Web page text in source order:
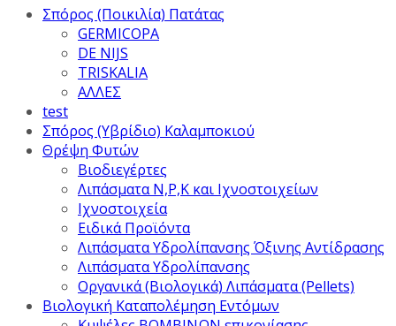
Σπόρος (Ποικιλία) Πατάτας
GERMICOPA
DE NIJS
TRISKALIA
ΑΛΛΕΣ
test
Σπόρος (Υβρίδιο) Καλαμποκιού
Θρέψη Φυτών
Βιοδιεγέρτες
Λιπάσματα Ν,Ρ,Κ και Ιχνοστοιχείων
Ιχνοστοιχεία
Ειδικά Προϊόντα
Λιπάσματα Υδρολίπανσης Όξινης Αντίδρασης
Λιπάσματα Υδρολίπανσης
Οργανικά (Βιολογικά) Λιπάσματα (Pellets)
Βιολογική Καταπολέμηση Εντόμων